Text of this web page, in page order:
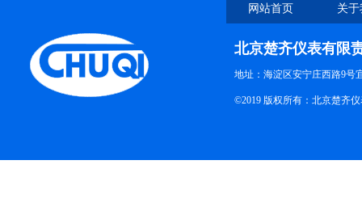
网站首页 关
北京楚齐仪表有限
地址：海淀区安宁庄西路9号
©2019 版权所有：北京楚齐